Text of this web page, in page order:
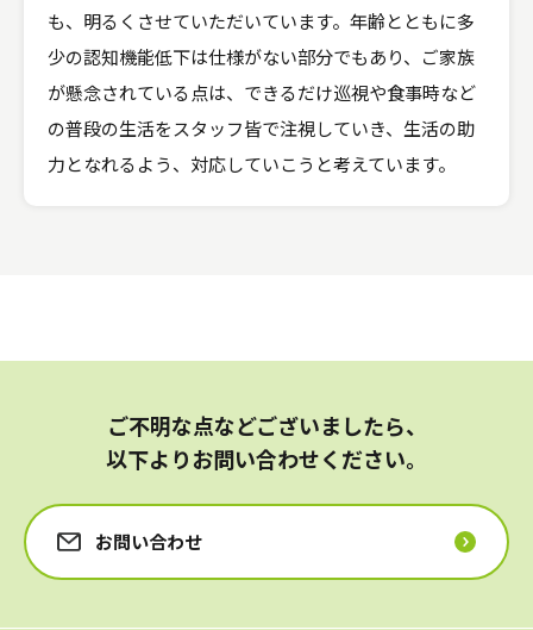
も、明るくさせていただいています。年齢とともに多
少の認知機能低下は仕様がない部分でもあり、ご家族
が懸念されている点は、できるだけ巡視や食事時など
の普段の生活をスタッフ皆で注視していき、生活の助
力となれるよう、対応していこうと考えています。
ご不明な点などございましたら、
以下よりお問い合わせください。
お問い合わせ